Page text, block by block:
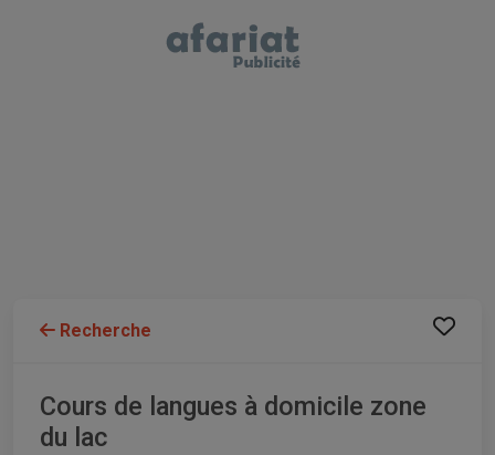
Recherche
Cours de langues à domicile zone
du lac